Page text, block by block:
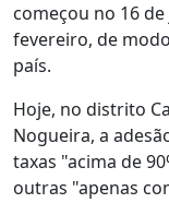
começou no 16
fevereiro, de
país.
Hoje, no distrito
Nogueira, a
taxas "acima de
outras "apenas